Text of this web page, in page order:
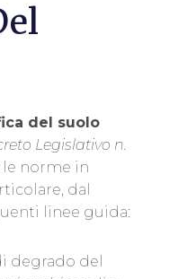
del suolo
Legislativo n.
le norme in
dal
linee guida:
degrado del